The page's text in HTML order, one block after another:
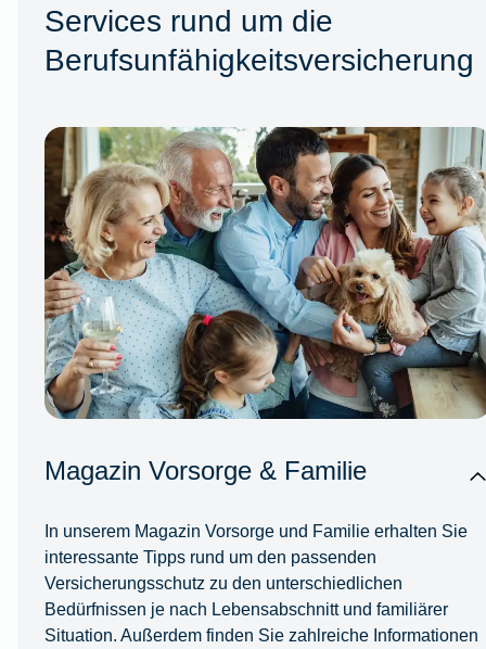
Services rund um die
Berufsunfähigkeitsversicherung
Magazin Vorsorge & Familie
In unserem Magazin Vorsorge und Familie erhalten Sie
interessante Tipps rund um den passenden
Versicherungsschutz zu den unterschiedlichen
Bedürfnissen je nach Lebensabschnitt und familiärer
Situation. Außerdem finden Sie zahlreiche Informationen